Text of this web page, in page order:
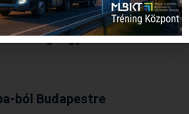
legnagyobb tudósai
ból Budapestre